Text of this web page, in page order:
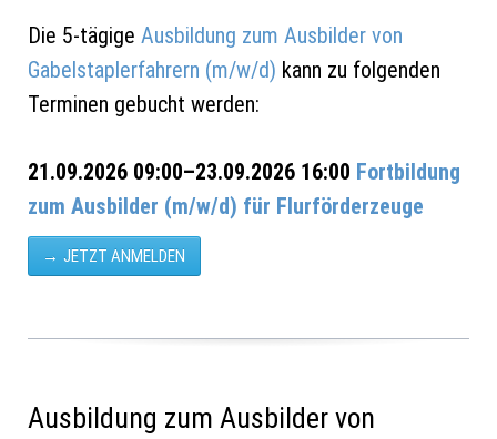
Die 5-tägige Ausbildung zum Ausbilder von
Gabelstaplerfahrern (m/w/d) kann zu folgenden
Terminen gebucht werden:
21.09.2026 09:00–23.09.2026 16:00 Fortbildung
zum Ausbilder (m/w/d) für Flurförderzeuge
JETZT ANMELDEN
Ausbildung zum Ausbilder von